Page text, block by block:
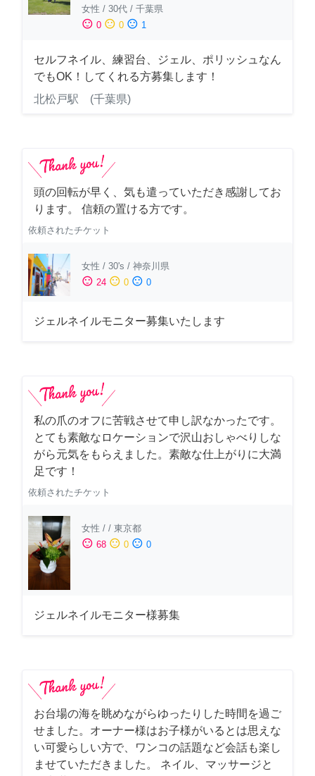
女性 / 30代 / 千葉県
sentiment_satisfied 0 sentiment_neutral 0 sentiment_dissatisfied 1
セルフネイル、練習台、ジェル、ポリッシュなん
でもOK！してくれる方募集します！
北松戸駅 (千葉県)
頭の回転が早く、気も遣っていただき感謝してお
ります。 信頼の置ける方です。
依頼されたチケット
女性 / 30's / 神奈川県
sentiment_satisfied 24 sentiment_neutral 0 sentiment_dissatisfied 0
ジェルネイルモニター募集いたします
私の爪のオフに苦戦させて申し訳なかったです。
とても素敵なロケーションで沢山おしゃべりしな
がら元気をもらえました。素敵な仕上がりに大満
足です！
依頼されたチケット
女性 / / 東京都
sentiment_satisfied 68 sentiment_neutral 0 sentiment_dissatisfied 0
ジェルネイルモニター様募集
お台場の海を眺めながらゆったりした時間を過ご
せました。オーナー様はお子様がいるとは思えな
い可愛らしい方で、ワンコの話題など会話も楽し
ませていただきました。 ネイル、マッサージと